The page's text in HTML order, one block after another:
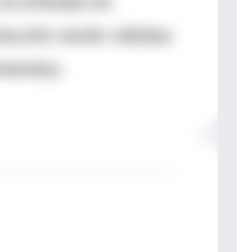
serán válidas